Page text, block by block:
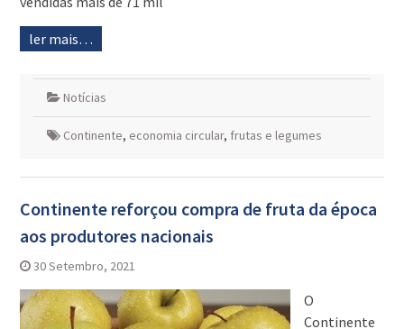
ler mais…
Notícias
Continente, economia circular, frutas e legumes
Continente reforçou compra de fruta da época
aos produtores nacionais
30 Setembro, 2021
O
Continente